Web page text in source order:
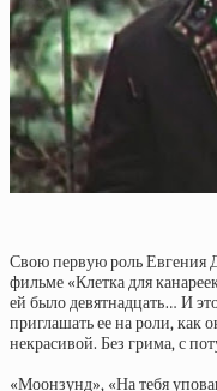
Свою первую роль Евгения
фильме «Клетка для
ей было девятнадцать… И
приглашать ее на роли, как
некрасивой. Без грима, с
«Моонзунд», «На тебя